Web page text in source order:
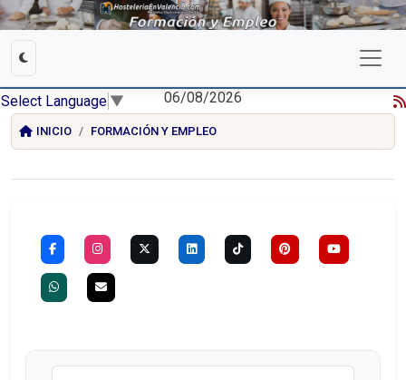
Select Language ▼ 06/08/2026
INICIO FORMACIÓN Y EMPLEO